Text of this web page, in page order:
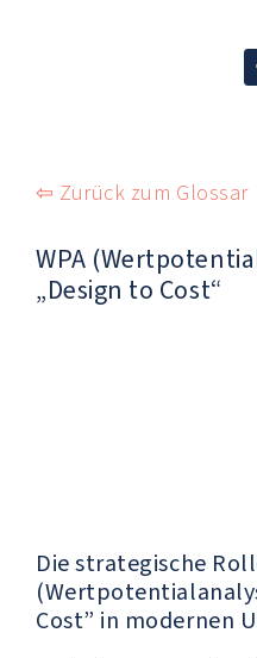
Unternehmen
Kompetenzen
⇦ Zurück zum Glossar
WPA
„Design to Cost“
Die strategische
Cost” in modernen